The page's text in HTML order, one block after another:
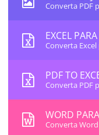
Converta PDF
EXCEL
Converta Excel
PDF TO
Converta PDF
WORD
Converta